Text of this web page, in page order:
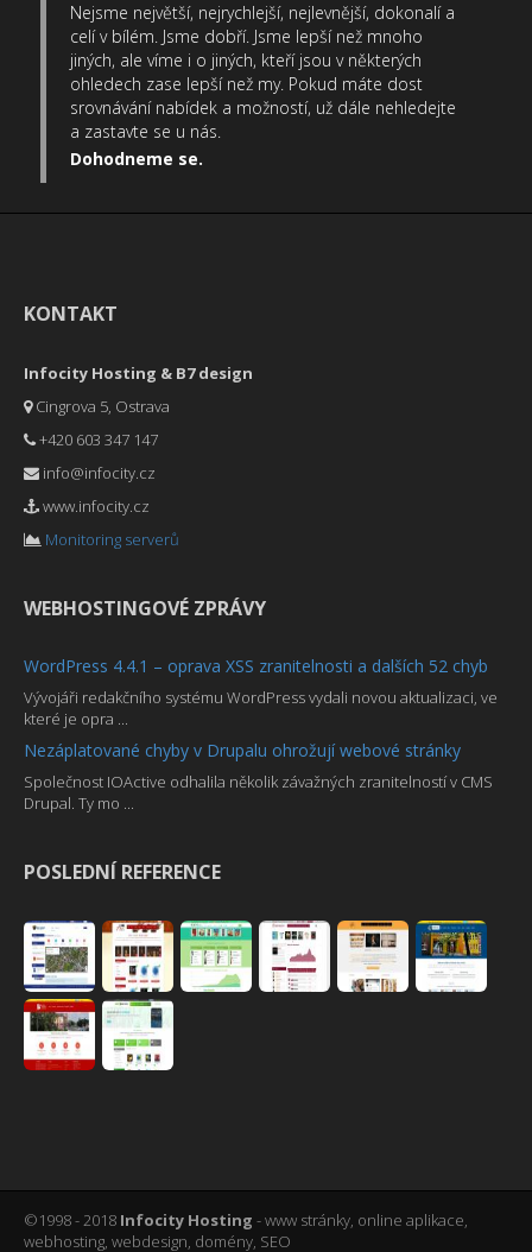
Nejsme největší, nejrychlejší, nejlevnější, dokonalí a
celí v bílém. Jsme dobří. Jsme lepší než mnoho
jiných, ale víme i o jiných, kteří jsou v některých
ohledech zase lepší než my. Pokud máte dost
srovnávání nabídek a možností, už dále nehledejte
a zastavte se u nás.
Dohodneme se.
KONTAKT
Infocity Hosting & B7 design
Cingrova 5, Ostrava
+420 603 347 147
info@infocity.cz
www.infocity.cz
Monitoring serverů
WEBHOSTINGOVÉ ZPRÁVY
WordPress 4.4.1 – oprava XSS zranitelnosti a dalších 52 chyb
Vývojáři redakčního systému WordPress vydali novou aktualizaci, ve
které je opra ...
Nezáplatované chyby v Drupalu ohrožují webové stránky
Společnost IOActive odhalila několik závažných zranitelností v CMS
Drupal. Ty mo ...
POSLEDNÍ REFERENCE
©1998 - 2018 Infocity Hosting - www stránky, online aplikace,
webhosting, webdesign, domény, SEO